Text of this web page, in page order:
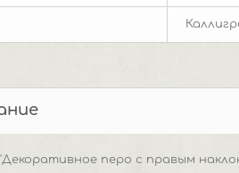
перо с правым